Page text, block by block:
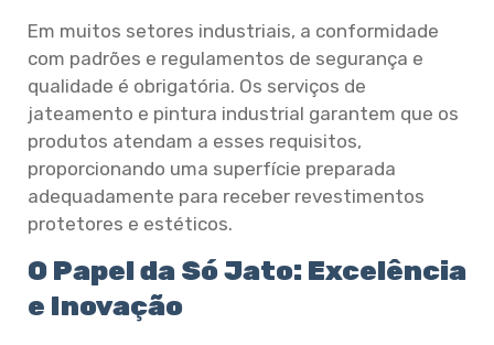
Em muitos setores industriais, a conformidade
com padrões e regulamentos de segurança e
qualidade é obrigatória. Os serviços de
jateamento e pintura industrial garantem que os
produtos atendam a esses requisitos,
proporcionando uma superfície preparada
adequadamente para receber revestimentos
protetores e estéticos.
O Papel da Só Jato: Excelência
e Inovação